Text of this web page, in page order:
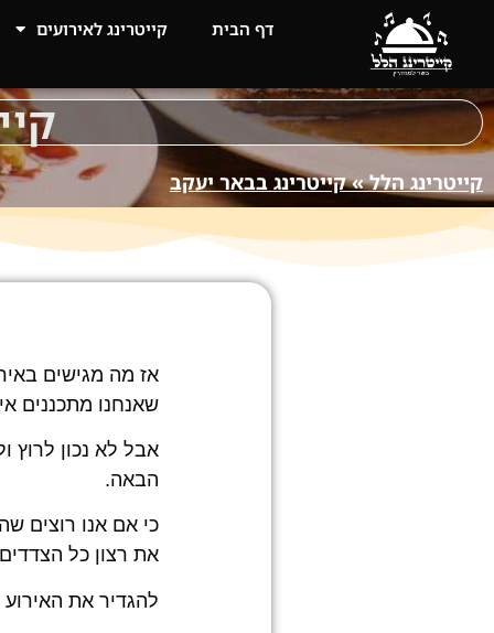
דף הבית קייטרינג לאירועים
קייטרינג הלל»קייטרינג בבאר יעקב
אז מה מגישים
שאנחנו מתכננים
אבל לא נכון לרוץ
הבאה.
כי אם אנו רוצים
את רצון כל
להגדיר את